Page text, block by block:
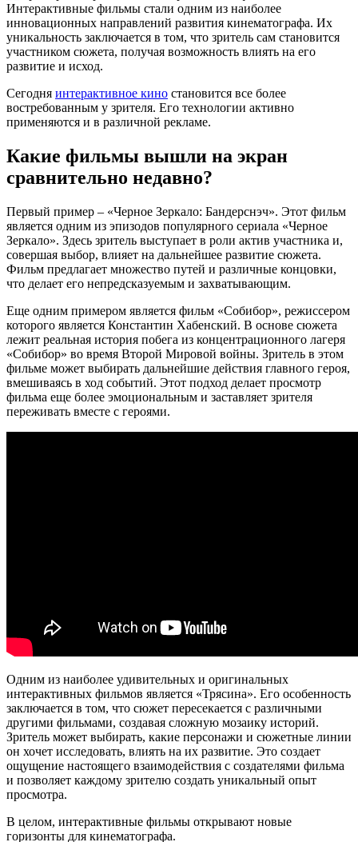
Интерактивные фильмы стали одним из наиболее
инновационных направлений развития кинематографа. Их
уникальность заключается в том, что зритель сам становится
участником сюжета, получая возможность влиять на его
развитие и исход.
Сегодня интерактивное кино становится все более
востребованным у зрителя. Его технологии активно
применяются и в различной рекламе.
Какие фильмы вышли на экран
сравнительно недавно?
Первый пример – «Черное Зеркало: Бандерснэч». Этот фильм
является одним из эпизодов популярного сериала «Черное
Зеркало». Здесь зритель выступает в роли актив участника и,
совершая выбор, влияет на дальнейшее развитие сюжета.
Фильм предлагает множество путей и различные концовки,
что делает его непредсказуемым и захватывающим.
Еще одним примером является фильм «Собибор», режиссером
которого является Константин Хабенский. В основе сюжета
лежит реальная история побега из концентрационного лагеря
«Собибор» во время Второй Мировой войны. Зритель в этом
фильме может выбирать дальнейшие действия главного героя,
вмешиваясь в ход событий. Этот подход делает просмотр
фильма еще более эмоциональным и заставляет зрителя
переживать вместе с героями.
Одним из наиболее удивительных и оригинальных
интерактивных фильмов является «Трясина». Его особенность
заключается в том, что сюжет пересекается с различными
другими фильмами, создавая сложную мозаику историй.
Зритель может выбирать, какие персонажи и сюжетные линии
он хочет исследовать, влиять на их развитие. Это создает
ощущение настоящего взаимодействия с создателями фильма
и позволяет каждому зрителю создать уникальный опыт
просмотра.
В целом, интерактивные фильмы открывают новые
горизонты для кинематографа.